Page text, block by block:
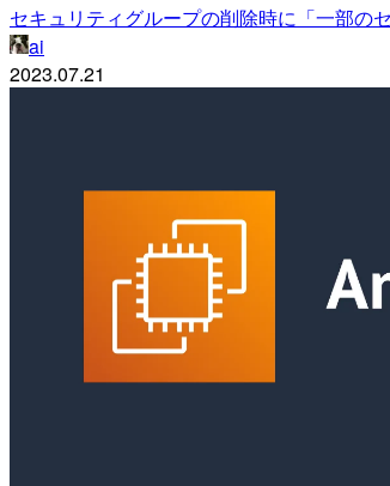
セキュリティグループの削除時に「一部の
ai
2023.07.21